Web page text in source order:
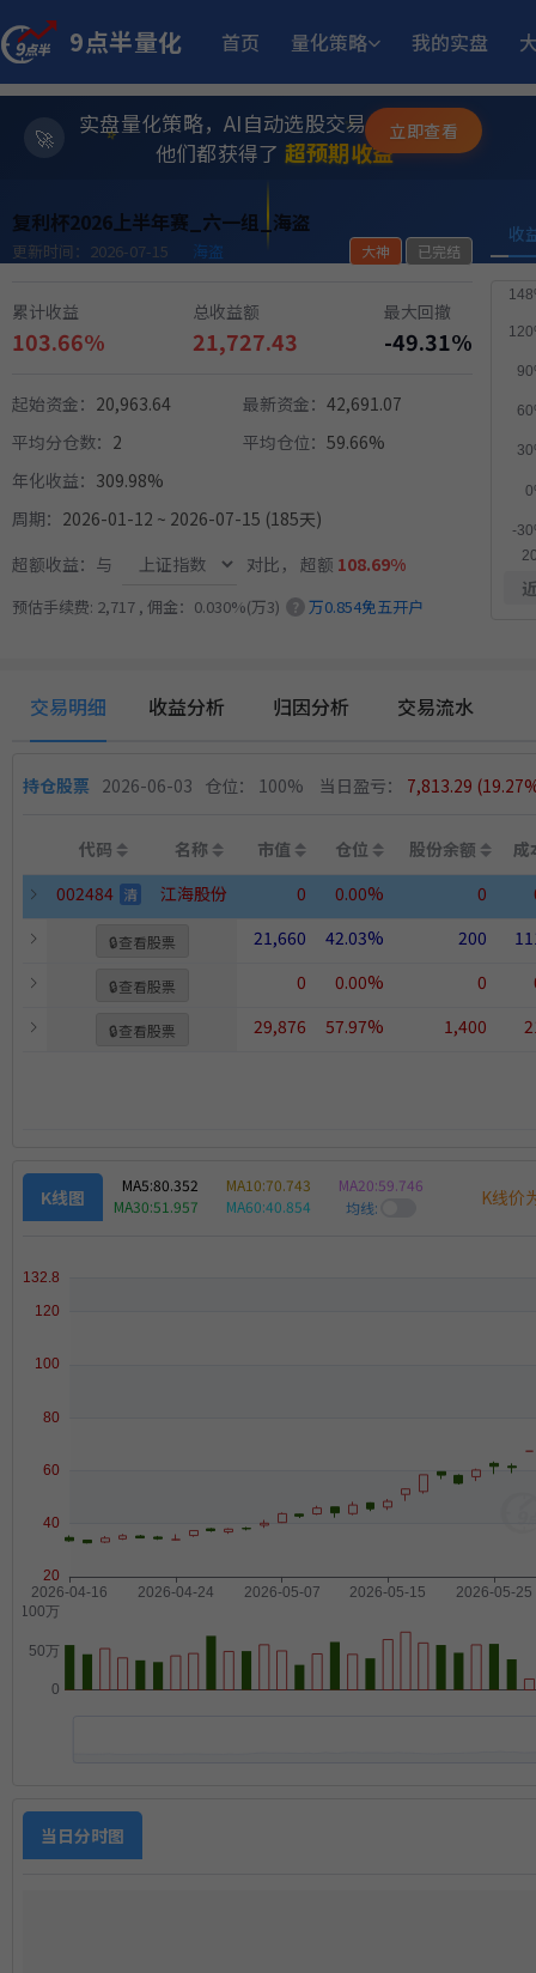
9点半量化 首页 量化策略 我的实盘
✨
💫
⭐
实盘量化策略，AI自动选股交易，躺赚模式
他们都获得了 超预期收益
6月15日开始实盘 小市值_ETF轮动_双龙出海 收益
MACD顶背离成长优选量化策略
多重止损优化成长量化策略
6月5日开始实盘 小市值_ETF轮动_双龙出海
11月25日开始实盘 多重止损优化成长量化策略
8月12日开始实盘 稳健黑马精选量化策略 收益
立即查看
复利杯2026上半年赛_六一组_海盗
更新时间：2026-07-15 海盗 大神 已完结
累计收益
103.66%
总收益额
21,727.43
最大回撤
-49.31%
起始资金： 20,963.64 最新资金： 42,691.07
平均分仓数： 2 平均仓位： 59.66%
年化收益： 309.98%
周期： 2026-01-12 ~ 2026-07-15 (185天)
超额收益：与
对比， 超额 108.69%
预估手续费: 2,717 , 佣金：0.030%(万3) ? 万0.854免五开户
收
交易明细 收益分析 归因分析 交易流水
持仓股票 2026-06-03 仓位： 100% 当日盈亏： 7,813.29
代码 名称 市值 仓位 股份余额
成
002484 清 江海股份 0 0.00% 0
🔒查看股票 21,660 42.03% 200
🔒查看股票 0 0.00% 0
🔒查看股票 29,876 57.97% 1,400
K线图
MA5:80.352 MA10:70.743 MA20:59.746
MA30:51.957 MA60:40.854 均线: K线价
当日分时图